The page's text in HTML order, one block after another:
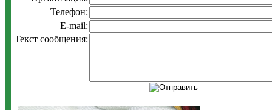
Телефон:
E-mail:
Текст сообщения: